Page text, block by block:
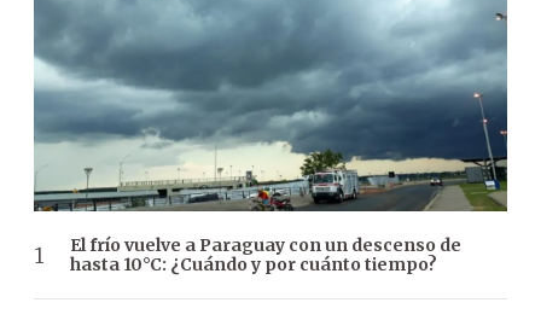
El frío vuelve a Paraguay con un descenso de
hasta 10°C: ¿Cuándo y por cuánto tiempo?